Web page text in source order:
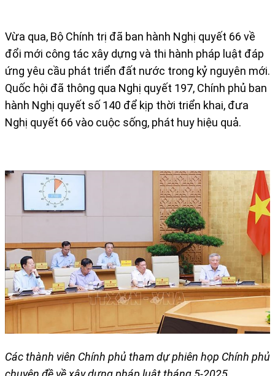
Vừa qua, Bộ Chính trị đã ban hành Nghị quyết 66 về
đổi mới công tác xây dựng và thi hành pháp luật đáp
ứng yêu cầu phát triển đất nước trong kỷ nguyên mới.
Quốc hội đã thông qua Nghị quyết 197, Chính phủ ban
hành Nghị quyết số 140 để kịp thời triển khai, đưa
Nghị quyết 66 vào cuộc sống, phát huy hiệu quả.
Các thành viên Chính phủ tham dự phiên họp Chính ph​ủ